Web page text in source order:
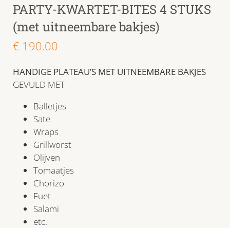
PARTY-KWARTET-BITES 4 STUKS
(met uitneembare bakjes)
€ 190.00
HANDIGE PLATEAU’S MET UITNEEMBARE BAKJES
GEVULD MET
Balletjes
Sate
Wraps
Grillworst
Olijven
Tomaatjes
Chorizo
Fuet
Salami
etc.